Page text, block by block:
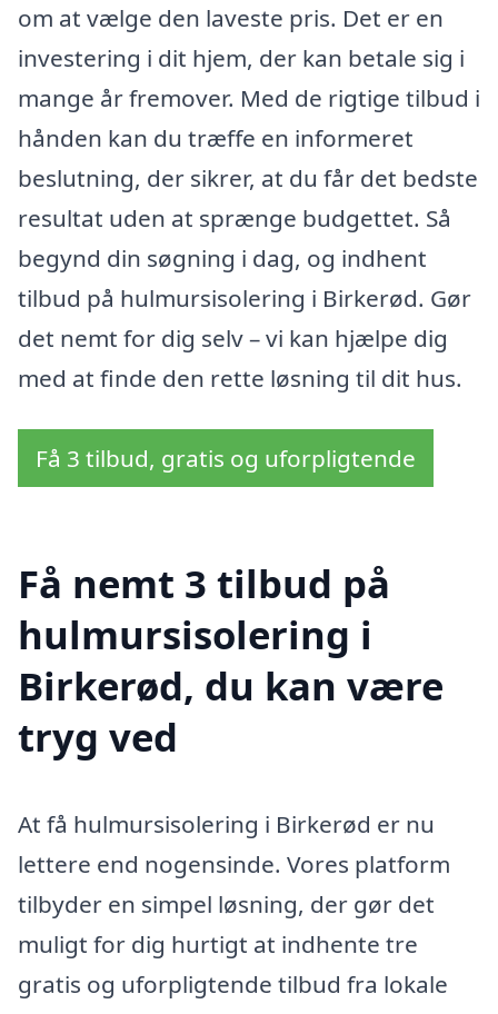
om at vælge den laveste pris. Det er en
investering i dit hjem, der kan betale sig i
mange år fremover. Med de rigtige tilbud i
hånden kan du træffe en informeret
beslutning, der sikrer, at du får det bedste
resultat uden at sprænge budgettet. Så
begynd din søgning i dag, og indhent
tilbud på hulmursisolering i Birkerød. Gør
det nemt for dig selv – vi kan hjælpe dig
med at finde den rette løsning til dit hus.
Få 3 tilbud, gratis og uforpligtende
Få nemt 3 tilbud på
hulmursisolering i
Birkerød, du kan være
tryg ved
At få hulmursisolering i Birkerød er nu
lettere end nogensinde. Vores platform
tilbyder en simpel løsning, der gør det
muligt for dig hurtigt at indhente tre
gratis og uforpligtende tilbud fra lokale